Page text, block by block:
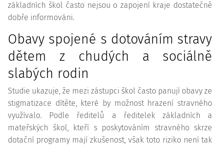
základních škol často nejsou o zapojení kraje dostatečně
dobře informováni.
Obavy spojené s dotováním stravy
dětem z chudých a sociálně
slabých rodin
Studie ukazuje, že mezi zástupci škol často panují obavy ze
stigmatizace dítěte, které by možnost hrazení stravného
využívalo. Podle ředitelů a ředitelek základních a
mateřských škol, kteří s poskytováním stravného skrze
dotační programy mají zkušenost, však toto riziko není tak